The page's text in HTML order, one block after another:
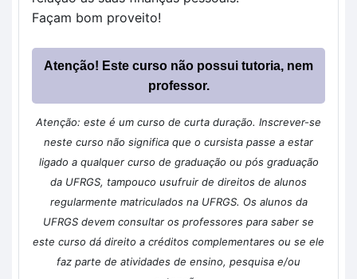
Façam bom proveito!
Atenção! Este curso não possui tutoria, nem
professor.
Atenção: este é um curso de curta duração. Inscrever-se
neste curso não significa que o cursista passe a estar
ligado a qualquer curso de graduação ou pós graduação
da UFRGS, tampouco usufruir de direitos de alunos
regularmente matriculados na UFRGS. Os alunos da
UFRGS devem consultar os professores para saber se
este curso dá direito a créditos complementares ou se ele
faz parte de atividades de ensino, pesquisa e/ou